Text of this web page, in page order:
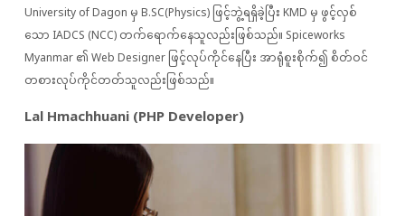
University of Dagon မှ B.SC(Physics) ဖြင့်ဘွဲ့ရရှိခဲ့ပြီး KMD မှ ဖွင့်လှစ်
သော IADCS (NCC) တက်ရောက်နေသူလည်းဖြစ်သည်။ Spiceworks
Myanmar ၏ Web Designer ဖြင့်လုပ်ကိုင်နေပြီး အာရုံစူးစိုက်၍ စိတ်ဝင်
တစားလုပ်ကိုင်တတ်သူလည်းဖြစ်သည်။
Lal Hmachhuani (PHP Developer)